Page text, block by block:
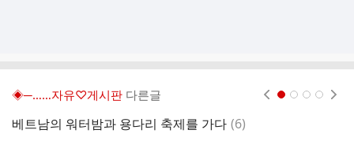
◈─……자유♡게시판 다른글
베트남의 워터밤과 용다리 축제를 가다 댓
(6)